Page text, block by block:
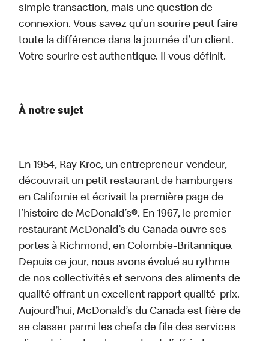
simple transaction, mais une question de
connexion. Vous savez qu’un sourire peut faire
toute la différence dans la journée d’un client.
Votre sourire est authentique. Il vous définit.
À notre sujet
En 1954, Ray Kroc, un entrepreneur-vendeur,
découvrait un petit restaurant de hamburgers
en Californie et écrivait la première page de
l’histoire de McDonald’s®. En 1967, le premier
restaurant McDonald’s du Canada ouvre ses
portes à Richmond, en Colombie-Britannique.
Depuis ce jour, nous avons évolué au rythme
de nos collectivités et servons des aliments de
qualité offrant un excellent rapport qualité-prix.
Aujourd’hui, McDonald’s du Canada est fière de
se classer parmi les chefs de file des services